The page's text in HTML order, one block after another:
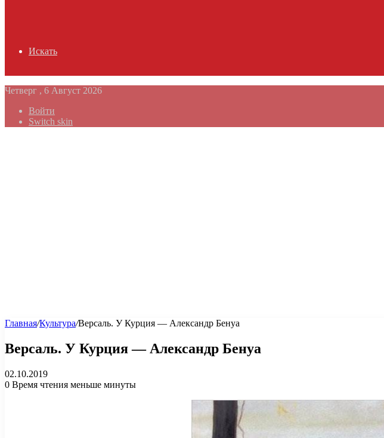
Искать
Четверг , 6 Август 2026
Войти
Switch skin
Главная/Культура/Версаль. У Курция — Александр Бенуа
Версаль. У Курция — Александр Бенуа
02.10.2019
0 Время чтения меньше минуты